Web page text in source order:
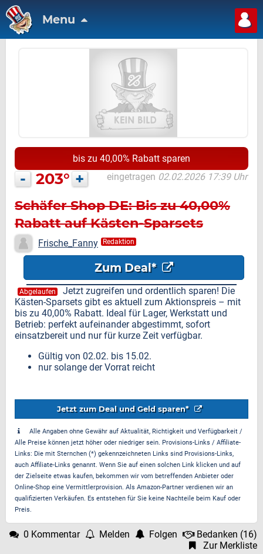
Menu
bis zu 40,00% Rabatt sparen
- 203° + eingetragen 02.02.2026 17:39 Uhr
Schäfer Shop DE: Bis zu 40,00%
Rabatt auf Kästen-Sparsets
Frische_Fanny Redaktion
Zum Deal*
Abgelaufen
Jetzt zugreifen und ordentlich sparen! Die
Kästen-Sparsets gibt es aktuell zum Aktionspreis – mit
bis zu 40,00% Rabatt. Ideal für Lager, Werkstatt und
Betrieb: perfekt aufeinander abgestimmt, sofort
einsatzbereit und nur für kurze Zeit verfügbar.
Gültig von 02.02. bis 15.02.
nur solange der Vorrat reicht
Jetzt zum Deal und Geld sparen*
Alle Angaben ohne Gewähr auf Aktualität, Richtigkeit und Verfügbarkeit /
Alle Preise können jetzt höher oder niedriger sein. Provisions-Links / Affiliate-
Links: Die mit Sternchen (*) gekennzeichneten Links sind Provisions-Links,
auch Affiliate-Links genannt. Wenn Sie auf einen solchen Link klicken und auf
der Zielseite etwas kaufen, bekommen wir vom betreffenden Anbieter oder
Online-Shop eine Vermittlerprovision. Als Amazon-Partner verdienen wir an
qualifizierten Verkäufen. Es entstehen für Sie keine Nachteile beim Kauf oder
Preis.
0 Kommentar Melden Folgen Bedanken (16)
Zur Merkliste